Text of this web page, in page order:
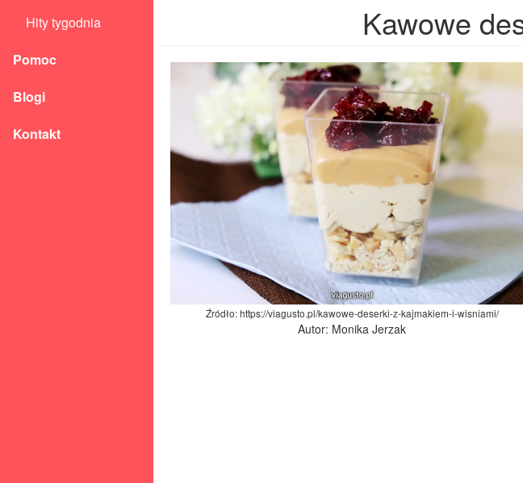
Hity tygodnia
Pomoc
Blogi
Kontakt
Kawowe
Źródło: https://viagusto.pl/kawowe-deserki-z-kajmakiem-i-wisniami/
Autor: Monika Jerzak